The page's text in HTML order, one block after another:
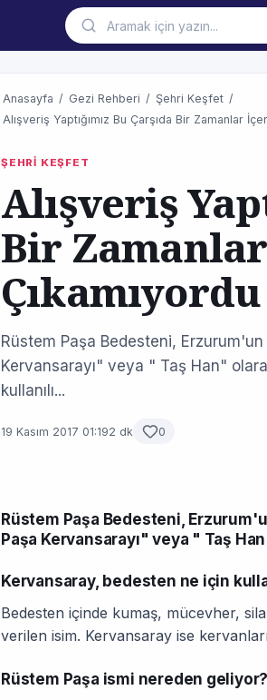
Anasayfa / Gezi Rehberi / Şehri Keşfet /
Alışveriş Yaptığımız Bu Çarşıda Bir Zamanlar
ŞEHRİ KEŞFET
Alışveriş
Bir
Çıkamıyordu
Rüstem Paşa Bedesteni, Erzurum'un
Kervansarayı" veya " Taş Han"
kullanılı...
19 Kasım 2017 01:192 dk 0
Rüstem Paşa Bedesteni,
Paşa Kervansarayı" veya " Taş
Kervansaray, bedesten ne için
Bedesten içinde kumaş, mücevher,
verilen isim. Kervansaray ise
Rüstem Paşa ismi nereden geliyor?